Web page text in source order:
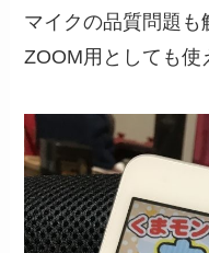
マイクの品質問題
ZOOM用としても使